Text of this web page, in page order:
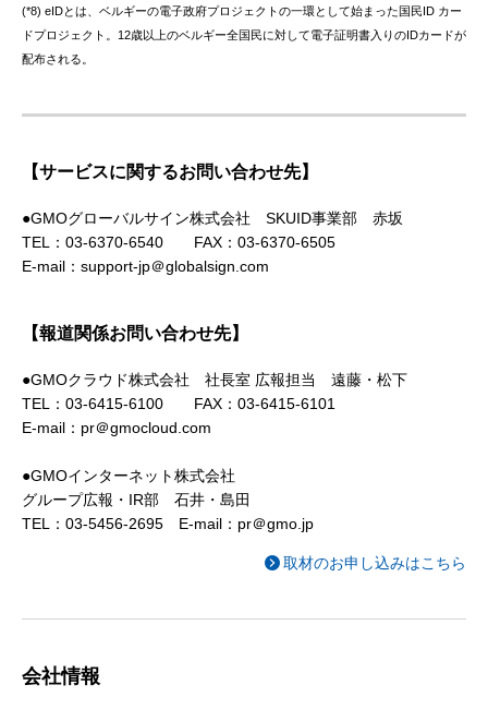
(*8) eIDとは、ベルギーの電子政府プロジェクトの一環として始まった国民ID カー
ドプロジェクト。12歳以上のベルギー全国民に対して電子証明書入りのIDカードが
配布される。
【サービスに関するお問い合わせ先】
●GMOグローバルサイン株式会社 SKUID事業部 赤坂
TEL：03-6370-6540 FAX：03-6370-6505
E-mail：support-jp＠globalsign.com
【報道関係お問い合わせ先】
●GMOクラウド株式会社 社長室 広報担当 遠藤・松下
TEL：03-6415-6100 FAX：03-6415-6101
E-mail：pr＠gmocloud.com
●GMOインターネット株式会社
グループ広報・IR部 石井・島田
TEL：03-5456-2695 E-mail：pr＠gmo.jp
取材のお申し込みはこちら
会社情報